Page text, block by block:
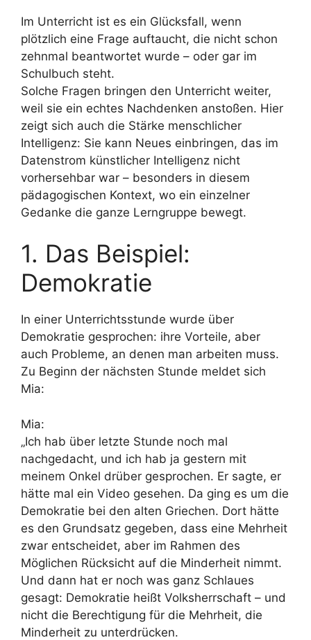
Im Unterricht ist es ein Glücksfall, wenn
plötzlich eine Frage auftaucht, die nicht schon
zehnmal beantwortet wurde – oder gar im
Schulbuch steht.
Solche Fragen bringen den Unterricht weiter,
weil sie ein echtes Nachdenken anstoßen. Hier
zeigt sich auch die Stärke menschlicher
Intelligenz: Sie kann Neues einbringen, das im
Datenstrom künstlicher Intelligenz nicht
vorhersehbar war – besonders in diesem
pädagogischen Kontext, wo ein einzelner
Gedanke die ganze Lerngruppe bewegt.
1. Das Beispiel:
Demokratie
In einer Unterrichtsstunde wurde über
Demokratie gesprochen: ihre Vorteile, aber
auch Probleme, an denen man arbeiten muss.
Zu Beginn der nächsten Stunde meldet sich
Mia:
Mia:
„Ich hab über letzte Stunde noch mal
nachgedacht, und ich hab ja gestern mit
meinem Onkel drüber gesprochen. Er sagte, er
hätte mal ein Video gesehen. Da ging es um die
Demokratie bei den alten Griechen. Dort hätte
es den Grundsatz gegeben, dass eine Mehrheit
zwar entscheidet, aber im Rahmen des
Möglichen Rücksicht auf die Minderheit nimmt.
Und dann hat er noch was ganz Schlaues
gesagt: Demokratie heißt Volksherrschaft – und
nicht die Berechtigung für die Mehrheit, die
Minderheit zu unterdrücken.